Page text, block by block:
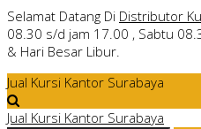
Selamat Datang Di Distributor
08.30 s/d jam 17.00 , Sabtu
& Hari Besar Libur.
Jual Kursi Kantor Surabaya
Jual Kursi Kantor Surabaya